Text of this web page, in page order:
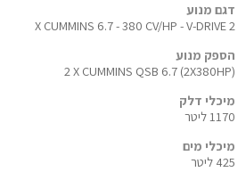
דגם מנוע
2 X CUMMINS 6.7 - 380 CV/HP - V-DRIVE
הספק מנוע
2 X CUMMINS QSB 6.7 (2X380HP)
מיכלי דלק
1170 ליטר
מיכלי מים
425 ליטר